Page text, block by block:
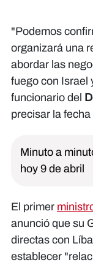
"Podemos
organizará una
abordar las
fuego con Israel
funcionario del
precisar la
Minuto a
hoy 9 de abril
El primer
anunció que su
directas con
establecer